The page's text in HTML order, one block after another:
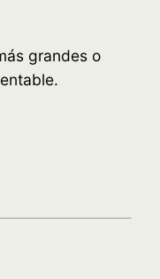
grandes o